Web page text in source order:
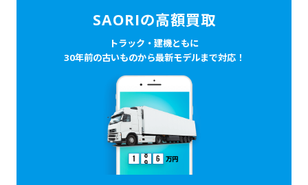
SAORIの高額買取
トラック・建機ともに
30年前の古いものから最新モデルまで対応！